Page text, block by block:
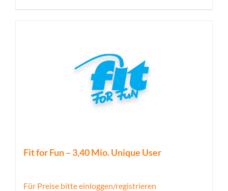
Fit for Fun – 3,40 Mio. Unique User
Für Preise bitte einloggen/registrieren